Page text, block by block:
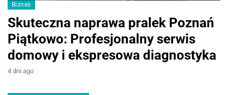
Biznes
Skuteczna naprawa pralek Poznań
Piątkowo: Profesjonalny serwis
domowy i ekspresowa diagnostyka
4 dni ago